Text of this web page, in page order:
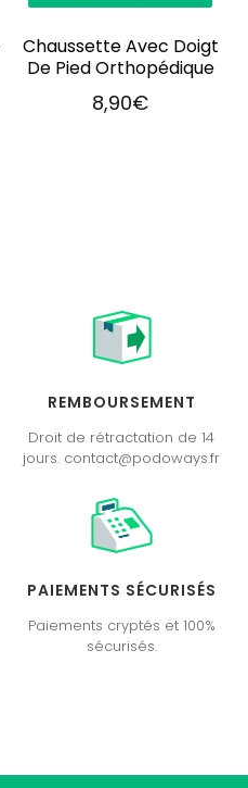
Chaussette Avec Doigt
De Pied Orthopédique
8,90€
REMBOURSEMENT
Droit de rétractation de 14
jours. contact@podoways.fr
PAIEMENTS SÉCURISÉS
Paiements cryptés et 100%
sécurisés.